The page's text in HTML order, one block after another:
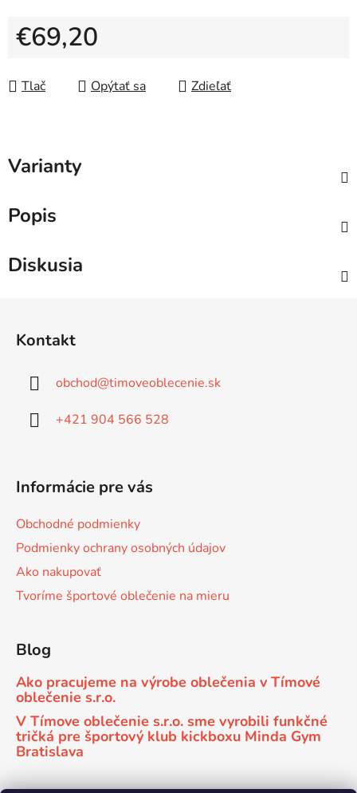
€69,20
Tlač
Opýtať sa Zdieľať
Varianty
Popis
Diskusia
Kontakt
obchod@timoveoblecenie.sk
+421 904 566 528
Informácie pre vás
Obchodné podmienky
Podmienky ochrany osobných údajov
Ako nakupovať
Tvoríme športové oblečenie na mieru
Blog
Ako pracujeme na výrobe oblečenia v Tímové
oblečenie s.r.o.
V Tímove oblečenie s.r.o. sme vyrobili funkčné
tričká pre športový klub kickboxu Minda Gym
Bratislava